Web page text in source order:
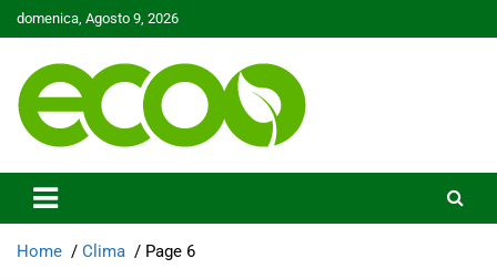
Skip
to
domenica, Agosto 9, 2026
Ecoo.it
Home Clima Page 6